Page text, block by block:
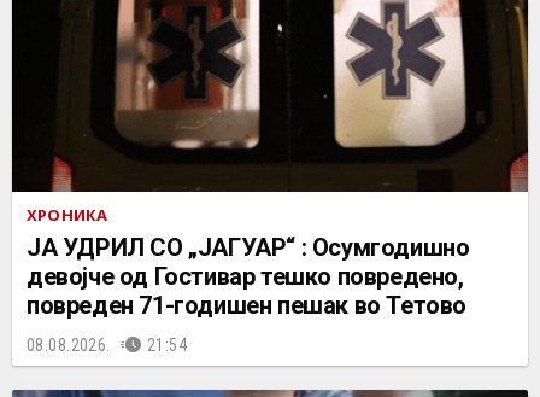
ХРОНИКА
ЈА УДРИЛ СО „ЈАГУАР“ : Осумгодишно
девојче од Гостивар тешко повредено,
повреден 71-годишен пешак во Тетово
08.08.2026. 21:54